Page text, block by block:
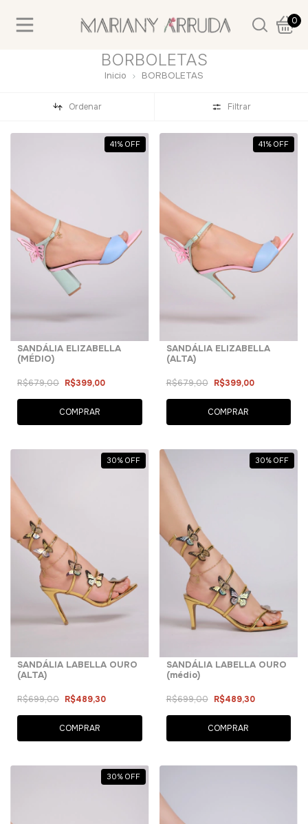
0
BORBOLETAS
Inicio BORBOLETAS
Ordenar Filtrar
41% OFF
SANDÁLIA ELIZABELLA
(MÉDIO)
R$679,00 R$399,00
COMPRAR
41% OFF
SANDÁLIA ELIZABELLA
(ALTA)
R$679,00 R$399,00
COMPRAR
30% OFF
SANDÁLIA LABELLA OURO
(ALTA)
R$699,00 R$489,30
COMPRAR
30% OFF
SANDÁLIA LABELLA OURO
(médio)
R$699,00 R$489,30
COMPRAR
30% OFF